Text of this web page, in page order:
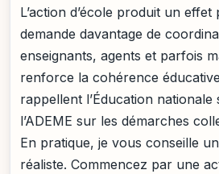
L’action d’école produit un effet
demande davantage de
enseignants, agents et parfois
renforce la cohérence
rappellent l’Éducation nationale
l’ADEME sur les démarches
En pratique, je vous conseille
réaliste. Commencez par une